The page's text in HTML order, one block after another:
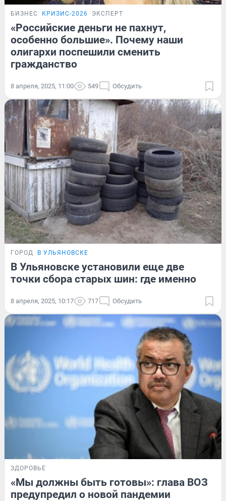
БИЗНЕС КРИЗИС-2026 ЭКСПЕРТ
«Российские деньги не пахнут,
особенно большие». Почему наши
олигархи поспешили сменить
гражданство
8 апреля, 2025, 11:00 549 Обсудить
ГОРОД В УЛЬЯНОВСКЕ
В Ульяновске установили еще две
точки сбора старых шин: где именно
8 апреля, 2025, 10:17 717 Обсудить
ЗДОРОВЬЕ
«Мы должны быть готовы»: глава ВОЗ
предупредил о новой пандемии